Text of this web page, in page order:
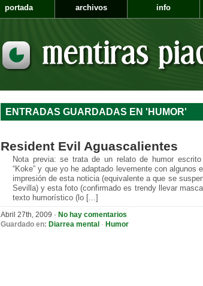
portada archivos info
ENTRADAS GUARDADAS EN 'HUMOR'
Resident Evil Aguascalientes
Nota previa: se trata de un relato de humor
“Koke” y que yo he adaptado levemente con algunos
impresión de esta noticia (equivalente a que se
Sevilla) y esta foto (confirmado es trendy llevar
texto humorístico (lo [...]
Abril 27th, 2009 · No hay comentarios
Guardado en: Diarrea mental · Humor